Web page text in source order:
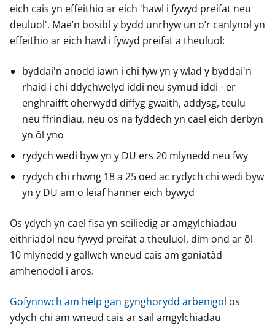
eich cais yn effeithio ar eich 'hawl i fywyd preifat neu
deuluol'. Mae’n bosibl y bydd unrhyw un o’r canlynol yn
effeithio ar eich hawl i fywyd preifat a theuluol:
byddai'n anodd iawn i chi fyw yn y wlad y byddai'n
rhaid i chi ddychwelyd iddi neu symud iddi - er
enghraifft oherwydd diffyg gwaith, addysg, teulu
neu ffrindiau, neu os na fyddech yn cael eich derbyn
yn ôl yno
rydych wedi byw yn y DU ers 20 mlynedd neu fwy
rydych chi rhwng 18 a 25 oed ac rydych chi wedi byw
yn y DU am o leiaf hanner eich bywyd
Os ydych yn cael fisa yn seiliedig ar amgylchiadau
eithriadol neu fywyd preifat a theuluol, dim ond ar ôl
10 mlynedd y gallwch wneud cais am ganiatâd
amhenodol i aros.
Gofynnwch am help gan gynghorydd arbenigol os
ydych chi am wneud cais ar sail amgylchiadau